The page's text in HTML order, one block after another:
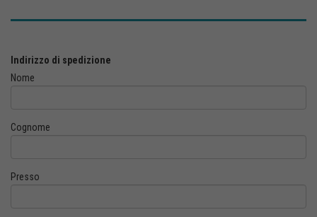
Indirizzo di spedizione
Nome
Cognome
Presso